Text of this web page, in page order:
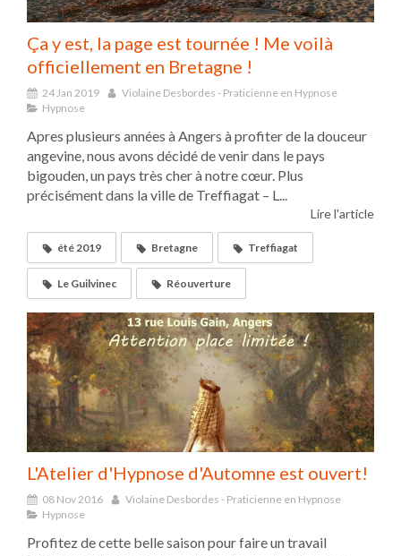
Ça y est, la page est tournée ! Me voilà
officiellement en Bretagne !
24 Jan 2019
Violaine Desbordes - Praticienne en Hypnose
Hypnose
Apres plusieurs années à Angers à profiter de la douceur
angevine, nous avons décidé de venir dans le pays
bigouden, un pays très cher à notre cœur. Plus
précisément dans la ville de Treffiagat – L...
Lire l'article
été 2019 Bretagne Treffiagat
Le Guilvinec Réouverture
L'Atelier d'Hypnose d'Automne est ouvert!
08 Nov 2016
Violaine Desbordes - Praticienne en Hypnose
Hypnose
Profitez de cette belle saison pour faire un travail